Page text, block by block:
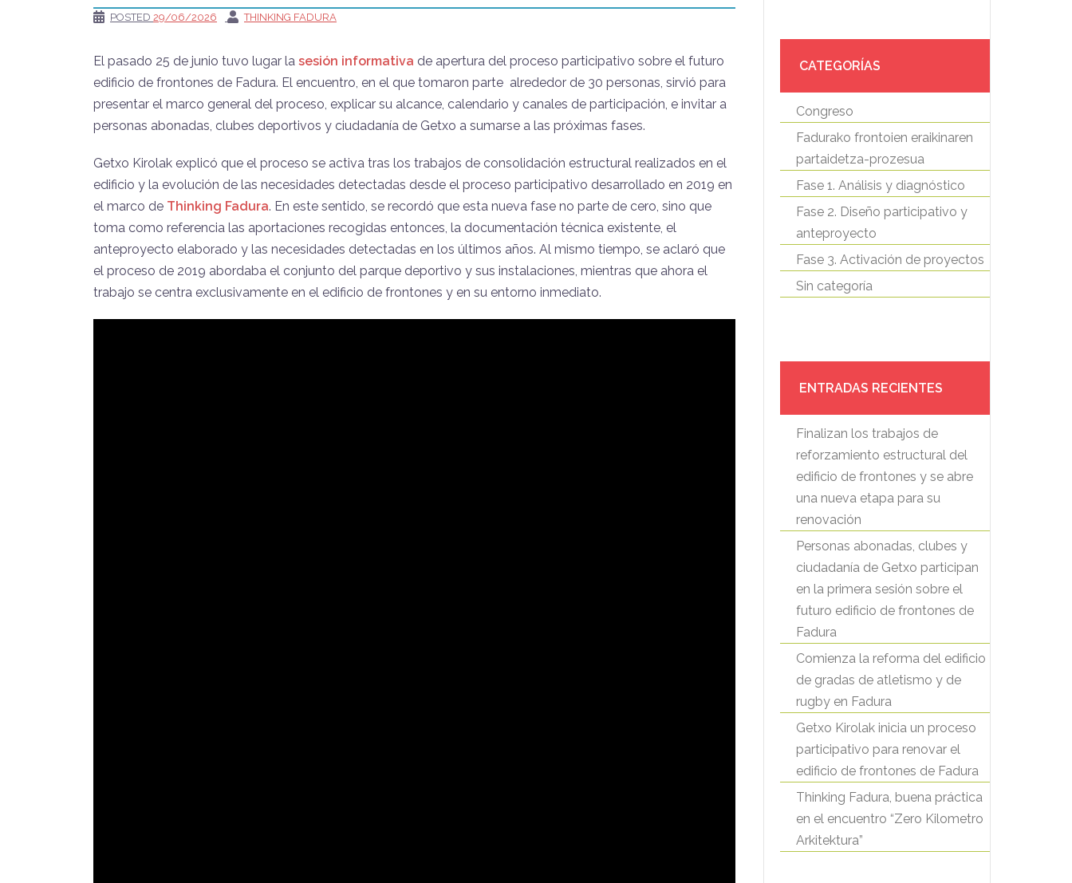
POSTED 29/06/2026 THINKING FADURA
El pasado 25 de junio tuvo lugar la sesión informativa de apertura del proceso participativo sobre el futuro
edificio de frontones de Fadura. El encuentro, en el que tomaron parte alrededor de 30 personas, sirvió para
presentar el marco general del proceso, explicar su alcance, calendario y canales de participación, e invitar a
personas abonadas, clubes deportivos y ciudadanía de Getxo a sumarse a las próximas fases.
Getxo Kirolak explicó que el proceso se activa tras los trabajos de consolidación estructural realizados en el
edificio y la evolución de las necesidades detectadas desde el proceso participativo desarrollado en 2019 en
el marco de Thinking Fadura. En este sentido, se recordó que esta nueva fase no parte de cero, sino que
toma como referencia las aportaciones recogidas entonces, la documentación técnica existente, el
anteproyecto elaborado y las necesidades detectadas en los últimos años. Al mismo tiempo, se aclaró que
el proceso de 2019 abordaba el conjunto del parque deportivo y sus instalaciones, mientras que ahora el
trabajo se centra exclusivamente en el edificio de frontones y en su entorno inmediato.
CATEGORÍAS
Congreso
Fadurako frontoien eraikinaren
partaidetza-prozesua
Fase 1. Análisis y diagnóstico
Fase 2. Diseño participativo y
anteproyecto
Fase 3. Activación de proyectos
Sin categoría
ENTRADAS RECIENTES
Finalizan los trabajos de
reforzamiento estructural del
edificio de frontones y se abre
una nueva etapa para su
renovación
Personas abonadas, clubes y
ciudadanía de Getxo participan
en la primera sesión sobre el
futuro edificio de frontones de
Fadura
Comienza la reforma del edificio
de gradas de atletismo y de
rugby en Fadura
Getxo Kirolak inicia un proceso
participativo para renovar el
edificio de frontones de Fadura
Thinking Fadura, buena práctica
en el encuentro “Zero Kilometro
Arkitektura”